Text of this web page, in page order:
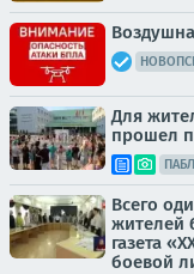
Для
прошел
Всего
жителей
газета
боевой